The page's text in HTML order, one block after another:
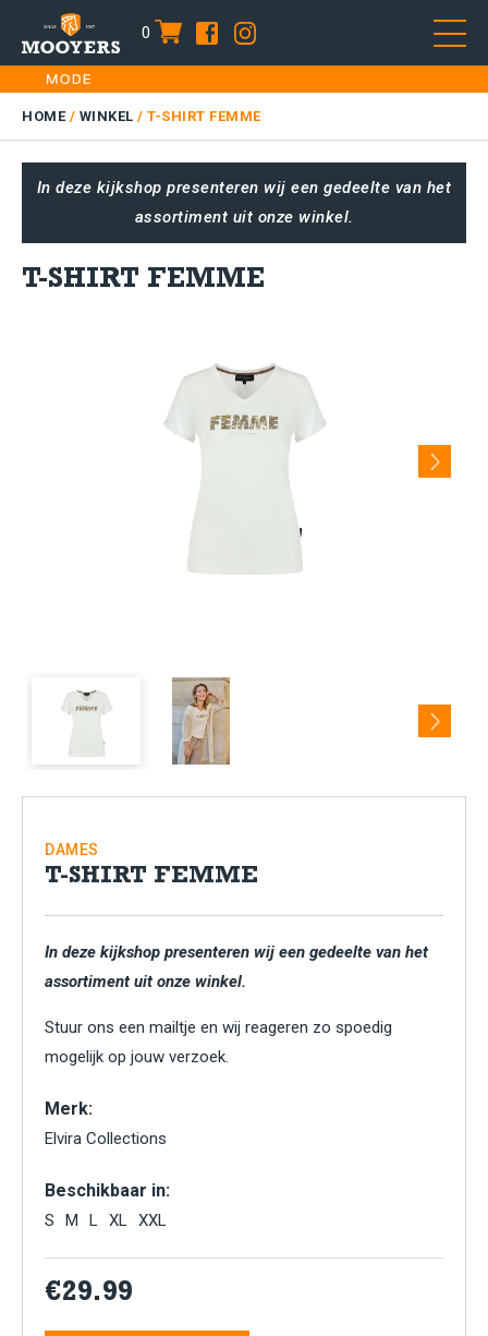
0 item
Skip
to
content
HOME
DAMES
KIDS
PLUS SIZE
HOME/ WINKEL / T-SHIRT FEMME
In deze kijkshop presenteren wij een gedeelte van het
assortiment uit onze winkel.
T-SHIRT FEMME
Next
Next
DAMES
T-SHIRT FEMME
In deze kijkshop presenteren wij een gedeelte van het
assortiment uit onze winkel.
Stuur ons een mailtje en wij reageren zo spoedig
mogelijk op jouw verzoek.
Merk:
Elvira Collections
Beschikbaar in:
S M L XL XXL
€29.99